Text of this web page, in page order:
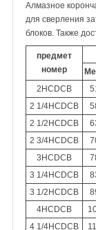
Алмазное
для сверления
блоков. Также
предмет
номер
2HCDCB
2 1/4HCDCB
2 1/2HCDCB
2 3/4HCDCB
3HCDCB
3 1/4HCDCB
3 1/2HCDCB
4HCDCB
4 1/4HCDCB